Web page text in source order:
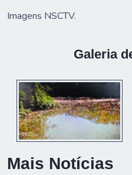
Imagens NSCTV.
Galeria
Mais Notícias